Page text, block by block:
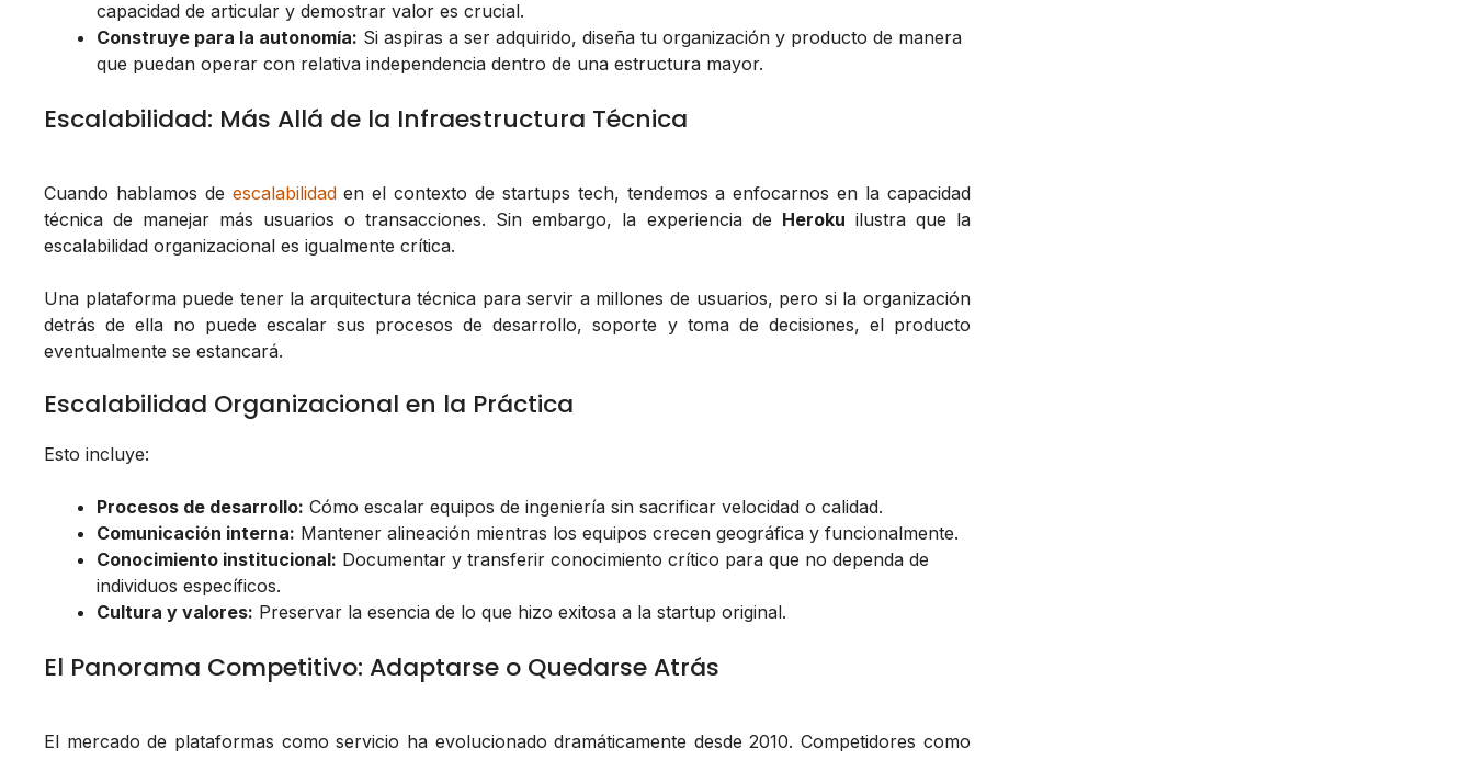
capacidad de articular y demostrar valor es crucial.
Construye para la autonomía: Si aspiras a ser adquirido, diseña tu organización y producto de manera
que puedan operar con relativa independencia dentro de una estructura mayor.
Escalabilidad: Más Allá de la Infraestructura Técnica
Cuando hablamos de escalabilidaden el contexto de startups tech, tendemos a enfocarnos en la capacidad
técnica de manejar más usuarios o transacciones. Sin embargo, la experiencia de Heroku ilustra que la
escalabilidad organizacional es igualmente crítica.
Una plataforma puede tener la arquitectura técnica para servir a millones de usuarios, pero si la organización
detrás de ella no puede escalar sus procesos de desarrollo, soporte y toma de decisiones, el producto
eventualmente se estancará.
Escalabilidad Organizacional en la Práctica
Esto incluye:
Procesos de desarrollo: Cómo escalar equipos de ingeniería sin sacrificar velocidad o calidad.
Comunicación interna: Mantener alineación mientras los equipos crecen geográfica y funcionalmente.
Conocimiento institucional: Documentar y transferir conocimiento crítico para que no dependa de
individuos específicos.
Cultura y valores: Preservar la esencia de lo que hizo exitosa a la startup original.
El Panorama Competitivo: Adaptarse o Quedarse Atrás
El mercado de plataformas como servicio ha evolucionado dramáticamente desde 2010. Competidores como